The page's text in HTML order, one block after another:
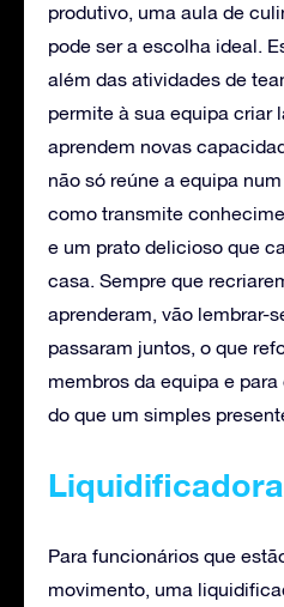
produtivo, uma aula de
pode ser a escolha ideal.
além das atividades de
permite à sua equipa criar
aprendem novas
não só reúne a equipa
como transmite
e um prato delicioso que
casa. Sempre que
aprenderam, vão lembrar-
passaram juntos, o que
membros da equipa e
do que um simples
Para funcionários que
movimento, uma